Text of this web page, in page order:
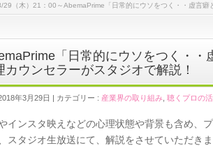
29（木）21：00～AbemaPrime「日常的にウソをつく・・虚言癖
「日常的にウソをつく・・
ウンセラーがスタジオで解説！
年3月29日 カテゴリー : 産業界の取り組み 聴くプロの
インスタ映えなどの心理状態や背景も含め、
スタジオ生放送にて、解説をさせていただき